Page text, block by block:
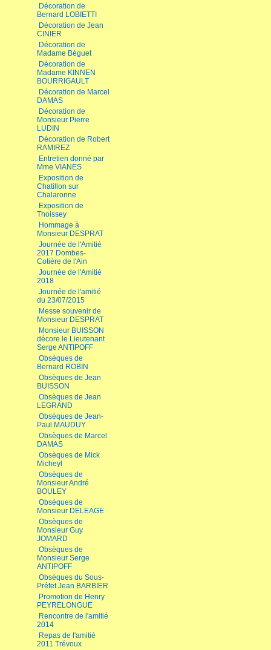
Décoration de
Bernard LOBIETTI
Décoration de Jean
CINIER
Décoration de
Madame Béguet
Décoration de
Madame KINNEN
BOURRIGAULT
Décoration de Marcel
DAMAS
Décoration de
Monsieur Pierre
LUDIN
Décoration de Robert
RAMIREZ
Entretien donné par
Mme VIANES
Exposition de
Chatillon sur
Chalaronne
Exposition de
Thoissey
Hommage à
Monsieur DESPRAT
Journée de l'Amitié
2017 Dombes-
Cotière de l'Ain
Journée de l'Amitié
2018
Journée de l'amitié
du 23/07/2015
Messe souvenir de
Monsieur DESPRAT
Monsieur BUISSON
décore le Lieutenant
Serge ANTIPOFF
Obsèques de
Bernard ROBIN
Obsèques de Jean
BUISSON
Obsèques de Jean
LEGRAND
Obsèques de Jean-
Paul MAUDUY
Obsèques de Marcel
DAMAS
Obsèques de Mick
Micheyl
Obsèques de
Monsieur André
BOULEY
Obsèques de
Monsieur DELEAGE
Obsèques de
Monsieur Guy
JOMARD
Obsèques de
Monsieur Serge
ANTIPOFF
Obsèques du Sous-
Préfet Jean BARBIER
Promotion de Henry
PEYRELONGUE
Rencontre de l'amitié
2014
Repas de l'amitié
2011 Trévoux